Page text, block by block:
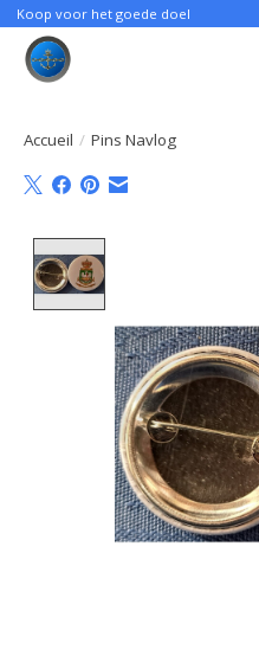
Koop voor het goede doel
Accueil / Pins Navlog